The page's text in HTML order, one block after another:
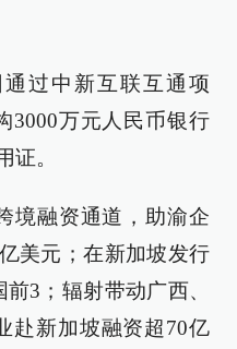
过中新互联互通项
3000万元人民币银行
证。
境融资通道，助渝企
美元；在新加坡发行
3；辐射带动广西、
赴新加坡融资超70亿